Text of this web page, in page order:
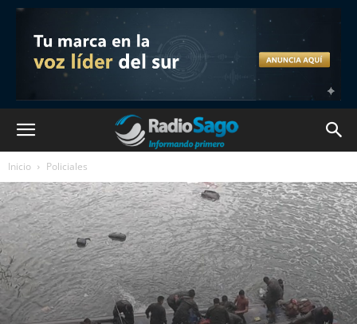
Inicio Policiales